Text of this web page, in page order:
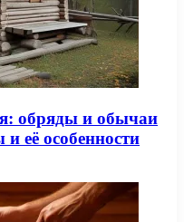
обряды и обычаи
её особенности